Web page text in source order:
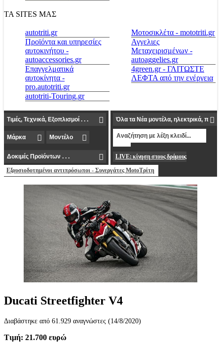
ΤΑ SITES ΜΑΣ
autotriti.gr
Προϊόντα και υπηρεσίες
αυτοκινήτου -
autoaccessories.gr
Επαγγελματικά
αυτοκίνητα -
pro.autotriti.gr
autotriti-Touring.gr
Μοτοσικλέτα - mototriti.gr
Αγγελιες
Μεταχειρισμένων -
autoaggelies.gr
4green.gr - ΓΛΙΤΩΣΤΕ
ΛΕΦΤΑ από την ενέργεια
LIVE: κίνηση στους δρόμους
Εξουσιοδοτημένοι αντιπρόσωποι - Συνεργάτες MotoΤρίτη
Ducati Streetfighter V4
Διαβάστηκε από 61.929 αναγνώστες (14/8/2020)
Τιμή: 21.700 ευρώ